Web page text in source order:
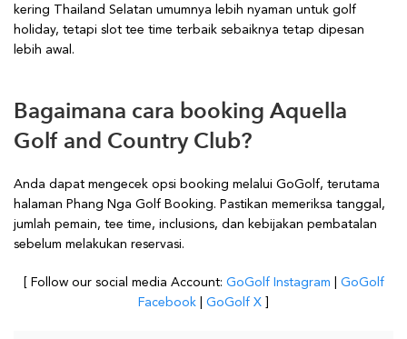
kering Thailand Selatan umumnya lebih nyaman untuk golf
holiday, tetapi slot tee time terbaik sebaiknya tetap dipesan
lebih awal.
Bagaimana cara booking Aquella
Golf and Country Club?
Anda dapat mengecek opsi booking melalui GoGolf, terutama
halaman Phang Nga Golf Booking. Pastikan memeriksa tanggal,
jumlah pemain, tee time, inclusions, dan kebijakan pembatalan
sebelum melakukan reservasi.
[ Follow our social media Account: GoGolf Instagram
GoGolf
Facebook
GoGolf X